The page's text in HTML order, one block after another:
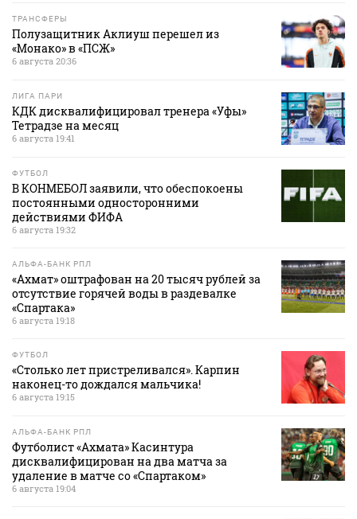
ТРАНСФЕРЫ
Полузащитник Аклиуш перешел из
«Монако» в «ПСЖ»
6 августа 20:36
ЛИГА ПАРИ
КДК дисквалифицировал тренера «Уфы»
Тетрадзе на месяц
6 августа 19:41
ФУТБОЛ
В КОНМЕБОЛ заявили, что обеспокоены
постоянными односторонними
действиями ФИФА
6 августа 19:32
АЛЬФА-БАНК РПЛ
«Ахмат» оштрафован на 20 тысяч рублей за
отсутствие горячей воды в раздевалке
«Спартака»
6 августа 19:18
ФУТБОЛ
«Столько лет пристреливался». Карпин
наконец-то дождался мальчика!
6 августа 19:15
АЛЬФА-БАНК РПЛ
Футболист «Ахмата» Касинтура
дисквалифицирован на два матча за
удаление в матче со «Спартаком»
6 августа 19:04